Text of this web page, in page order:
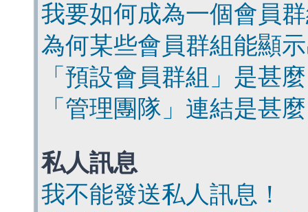
我要如何成為一個會員
為何某些會員群組能顯
「預設會員群組」是甚
「管理團隊」連結是甚
私人訊息
我不能發送私人訊息！